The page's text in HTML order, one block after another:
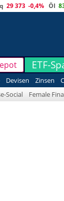
29 373 -0,4% Öl
ETF-
Devisen Zinsen
Social Female